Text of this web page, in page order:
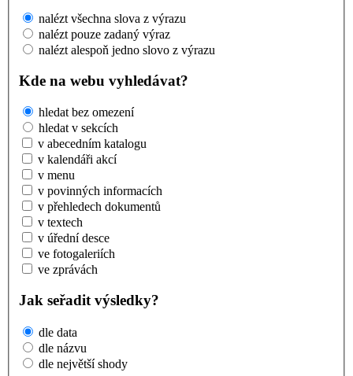
nalézt všechna slova z výrazu
nalézt pouze zadaný výraz
nalézt alespoň jedno slovo z výrazu
Kde na webu vyhledávat?
hledat bez omezení
hledat v sekcích
v abecedním katalogu
v kalendáři akcí
v menu
v povinných informacích
v přehledech dokumentů
v textech
v úřední desce
ve fotogaleriích
ve zprávách
Jak seřadit výsledky?
dle data
dle názvu
dle největší shody